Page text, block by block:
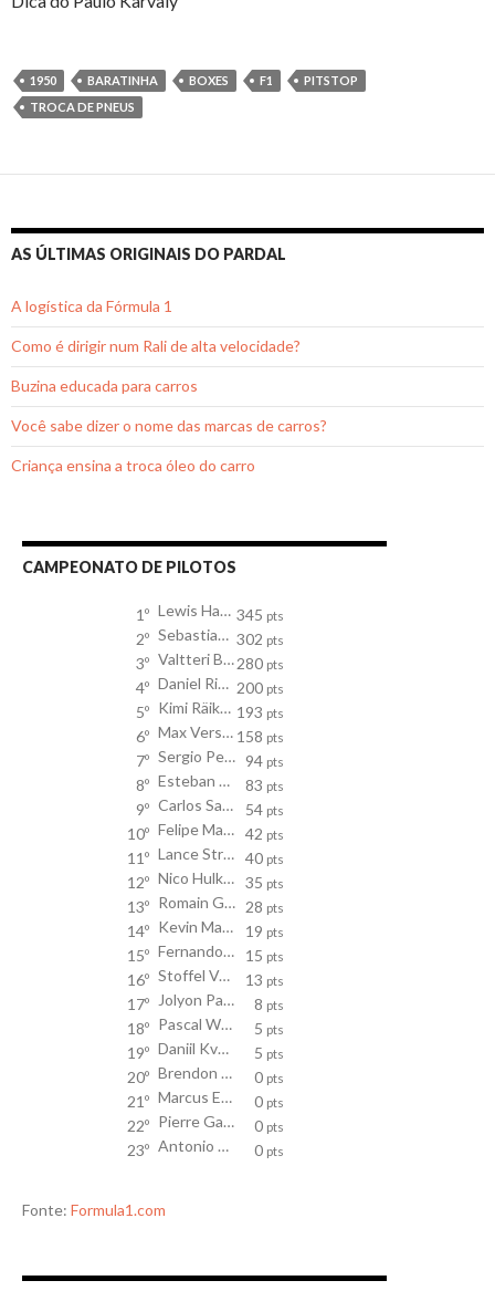
1950 BARATINHA BOXES F1
PITSTOP
TROCA DE PNEUS
AS ÚLTIMAS ORIGINAIS DO PARDAL
A logística da Fórmula 1
Como é dirigir num Rali de alta velocidade?
Buzina educada para carros
Você sabe dizer o nome das marcas de carros?
Criança ensina a troca óleo do carro
CAMPEONATO DE PILOTOS
1º Lewis Hamilton 345 pts
2º Sebastian Vettel 302 pts
3º Valtteri Bottas280 pts
4º Daniel Ricciardo 200 pts
5º Kimi Räikkönen 193 pts
6º Max Verstappen 158 pts
7º Sergio Perez 94 pts
8º Esteban Ocon 83 pts
9º Carlos Sainz 54 pts
10º Felipe Massa 42 pts
11º Lance Stroll 40 pts
12º Nico Hulkenberg 35 pts
13º Romain Grosjean 28 pts
14º Kevin Magnussen 19 pts
15º Fernando Alonso 15 pts
16º Stoffel Vandoorne 13 pts
17º Jolyon Palmer 8 pts
18º Pascal Wehrlein 5 pts
19º Daniil Kvyat 5 pts
20º Brendon Hartley 0 pts
21º Marcus Ericsson 0 pts
22º Pierre Gasly 0 pts
23º Antonio Giovinazzi 0 pts
Fonte: Formula1.com